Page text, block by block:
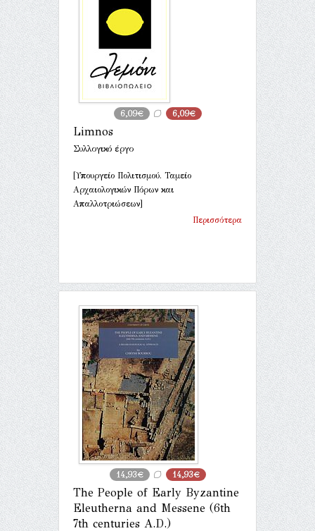
6,09€ 6,09€
Limnos
Συλλογικό έργο
[Υπουργείο Πολιτισμού. Ταμείο
Αρχαιολογικών Πόρων και
Απαλλοτριώσεων]
Περισσότερα
14,93€ 14,93€
The People of Early Byzantine
Eleutherna and Messene (6th
7th centuries A.D.)